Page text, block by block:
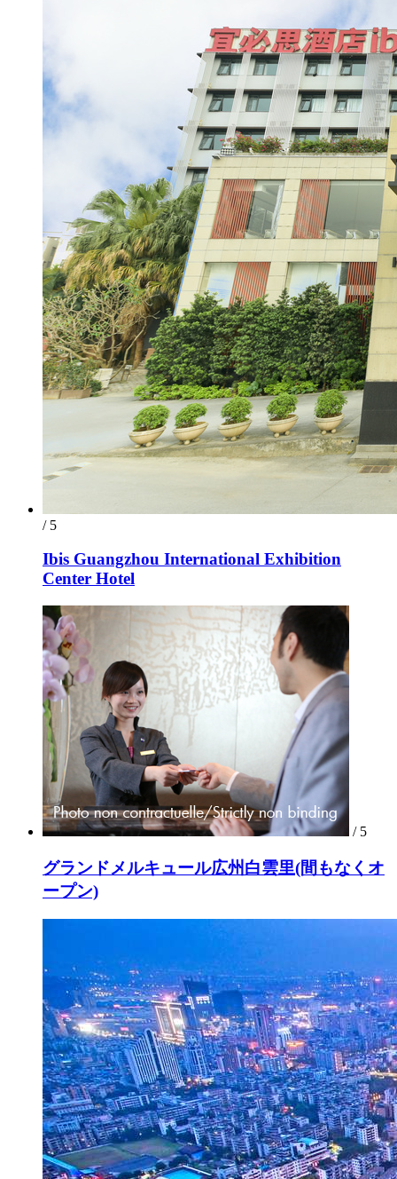
/ 5
Ibis Guangzhou International Exhibition
Center Hotel
/ 5
グランドメルキュール広州白雲里(間もなくオ
ープン)